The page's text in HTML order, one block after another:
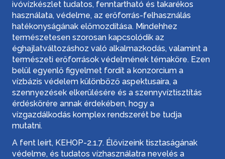
ivóvízkészlet tudatos, fenntartható és takarékos
használata, védelme, az erőforrás-felhasználás
hatékonyságának előmozdítása. Mindehhez
természetesen szorosan kapcsolódik az
éghajlatváltozáshoz való alkalmazkodás, valamint a
természeti erőforrások védelmének témaköre. Ezen
belül egyenlő figyelmet fordít a konzorcium a
vízbázis védelem különböző aspektusaira, a
szennyezések elkerülésére és a szennyvíztisztítás
érdéskörére annak érdekében, hogy a
vízgazdálkodás komplex rendszerét be tudja
mutatni.
A fent leírt, KEHOP-2.1.7. Élővizeink tisztaságának
védelme, és tudatos vízhasználatra nevelés a